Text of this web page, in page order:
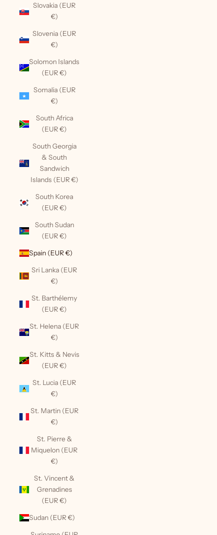
Slovakia (EUR
€)
Slovenia (EUR
€)
Solomon Islands
(EUR €)
Somalia (EUR
€)
South Africa
(EUR €)
South Georgia
& South
Sandwich
Islands (EUR €)
South Korea
(EUR €)
South Sudan
(EUR €)
Spain (EUR €)
Sri Lanka (EUR
€)
St. Barthélemy
(EUR €)
St. Helena (EUR
€)
St. Kitts & Nevis
(EUR €)
St. Lucia (EUR
€)
St. Martin (EUR
€)
St. Pierre &
Miquelon (EUR
€)
St. Vincent &
Grenadines
(EUR €)
Sudan (EUR €)